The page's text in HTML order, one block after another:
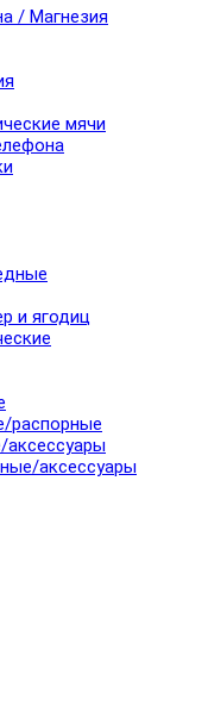
/ Магнезия
мячи
и ягодиц
распорные
аксессуары